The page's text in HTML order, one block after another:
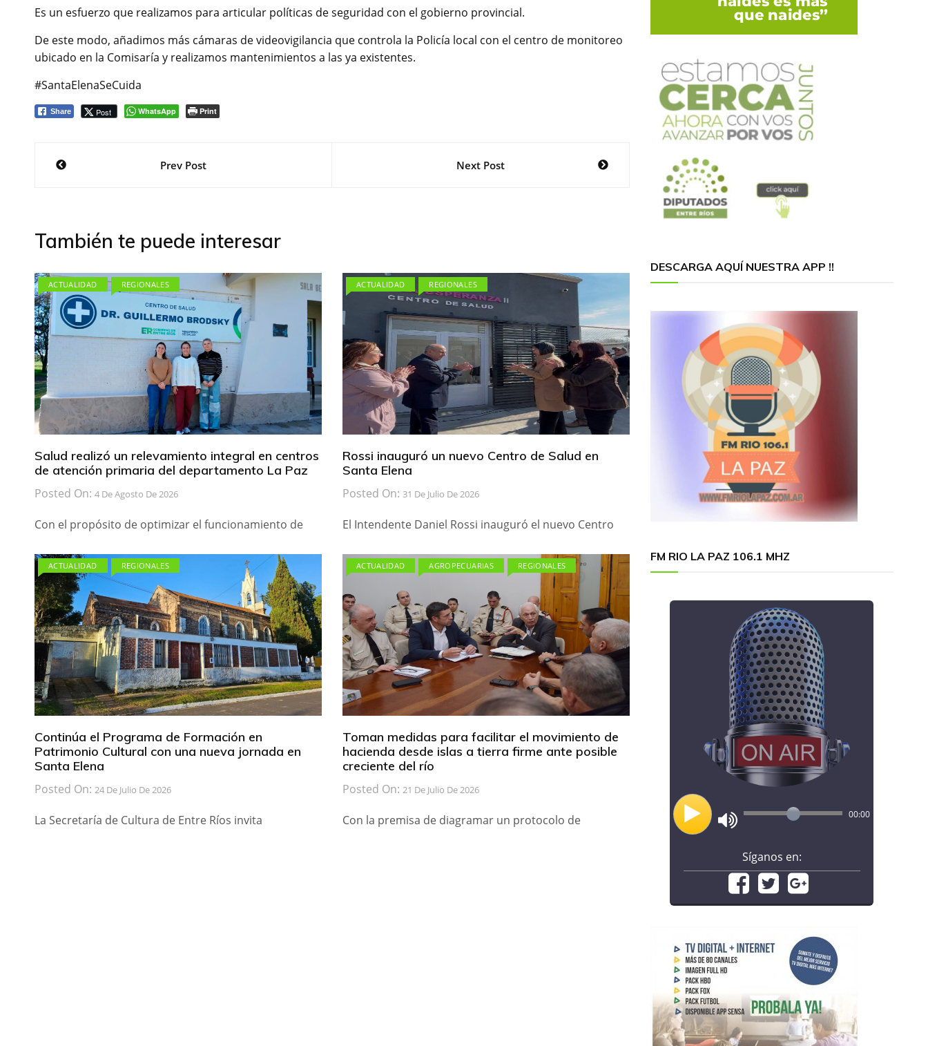
Es un esfuerzo que realizamos para articular políticas de seguridad con el gobierno provincial.
De este modo, añadimos más cámaras de videovigilancia que controla la Policía local con el centro de monitoreo
ubicado en la Comisaría y realizamos mantenimientos a las ya existentes.
#SantaElenaSeCuida
Share Post WhatsApp Print
NavegaciónPrev Post Next Post
También te puede interesar
ACTUALIDAD REGIONALES
Salud realizó un relevamiento integral en centros
de atención primaria del departamento La Paz
Posted On: 4 De Agosto De 2026
Con el propósito de optimizar el funcionamiento de
ACTUALIDAD REGIONALES
Rossi inauguró un nuevo Centro de Salud en
Santa Elena
Posted On: 31 De Julio De 2026
El Intendente Daniel Rossi inauguró el nuevo Centro
ACTUALIDAD REGIONALES
Continúa el Programa de Formación en
Patrimonio Cultural con una nueva jornada en
Santa Elena
Posted On: 24 De Julio De 2026
La Secretaría de Cultura de Entre Ríos invita
ACTUALIDAD AGROPECUARIAS REGIONALES
Toman medidas para facilitar el movimiento de
hacienda desde islas a tierra firme ante posible
creciente del río
Posted On: 21 De Julio De 2026
Con la premisa de diagramar un protocolo de
DESCARGA AQUÍ NUESTRA APP !!
FM RIO LA PAZ 106.1 MHZ
00:00
Síganos en: